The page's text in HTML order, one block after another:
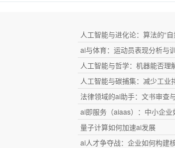
人工智能与进化论：算法的“自
ai与体育：运动员表现分析与
人工智能与哲学：机器能否理
人工智能与碳捕集：减少工业
法律领域的ai助手：文书审查
ai即服务（aiaas）：中小企业
量子计算如何加速ai发展
ai人才争夺战：企业如何构建